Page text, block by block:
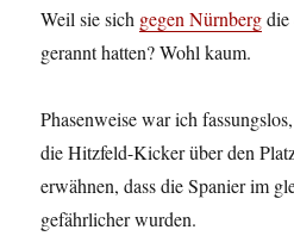
Weil sie sich gegen Nürnbergdie
gerannt hatten? Wohl kaum.
Phasenweise war ich
die Hitzfeld-Kicker über den
erwähnen, dass die Spanier im
gefährlicher wurden.